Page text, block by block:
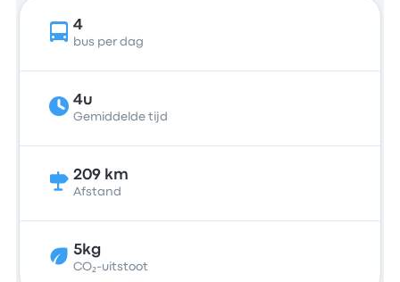
4
bus per dag
4u
Gemiddelde tijd
209 km
Afstand
5kg
CO₂-uitstoot